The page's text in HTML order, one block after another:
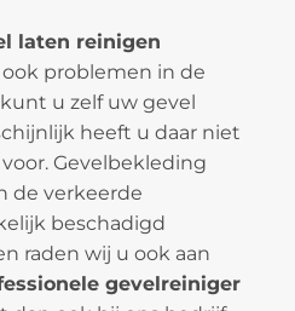
laten reinigen
problemen in de
u zelf uw gevel
heeft u daar niet
Gevelbekleding
de verkeerde
beschadigd
raden wij u ook aan
gevelreiniger